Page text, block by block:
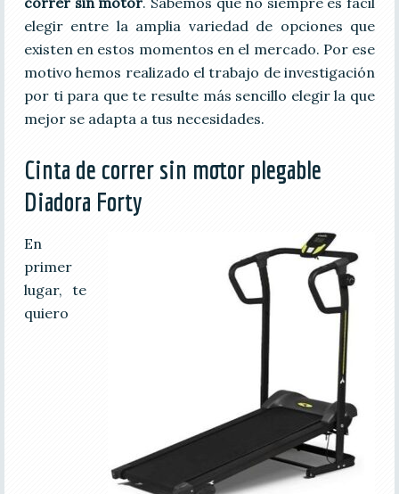
elegir entre la amplia variedad de opciones que
existen en estos momentos en el mercado. Por ese
motivo hemos realizado el trabajo de investigación
por ti para que te resulte más sencillo elegir la que
mejor se adapta a tus necesidades.
Cinta de correr sin motor plegable
Diadora Forty
En
primer
lugar, te
quiero